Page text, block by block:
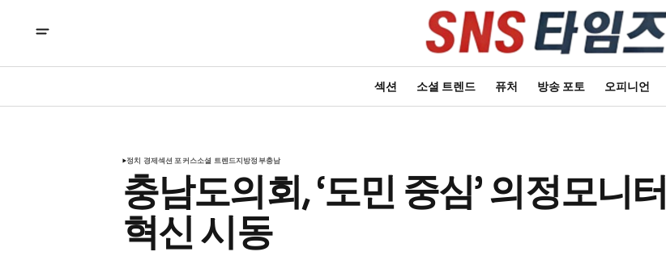
섹션 소셜 트렌드 퓨처 방송 포토 오피니언
정치 경제섹션 포커스소셜 트렌드지방정부충남
충남도의회, ‘도민 중심’ 의정모니터
혁신 시동